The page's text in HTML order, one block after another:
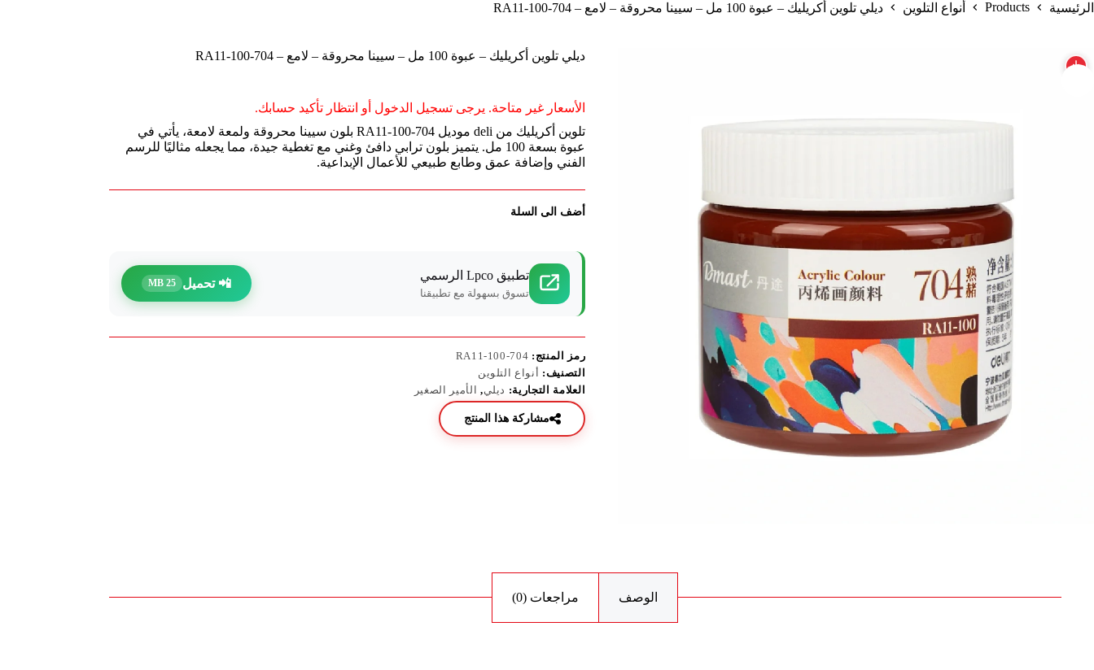
الرئيسية Products أنواع التلوين ديلي تلوين أكريليك – عبوة 100 مل – سيينا محروقة – لامع – RA11-100-704
ديلي تلوين أكريليك – عبوة 100 مل – سيينا محروقة – لامع – RA11-100-704
الأسعار غير متاحة. يرجى تسجيل الدخول أو انتظار تأكيد حسابك.
تلوين أكريليك من deli موديل RA11-100-704 بلون سيينا محروقة ولمعة لامعة، يأتي في
عبوة بسعة 100 مل. يتميز بلون ترابي دافئ وغني مع تغطية جيدة، مما يجعله مثاليًا للرسم
الفني وإضافة عمق وطابع طبيعي للأعمال الإبداعية.
أضف الى السلة
تطبيق Lpco الرسمي
تسوق بسهولة مع تطبيقنا
📲 تحميل 25 MB
رمز المنتج: RA11-100-704
التصنيف: أنواع التلوين
العلامة التجارية: ديلي, الأمير الصغير
مشاركة هذا المنتج
الوصف مراجعات (0)